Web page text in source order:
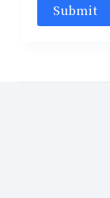
Submit